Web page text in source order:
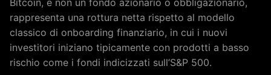
rappresenta una rottura netta rispetto al modello
classico di onboarding finanziario, in cui i nuovi
investitori iniziano tipicamente con prodotti a basso
rischio come i fondi indicizzati sull’S&P 500.